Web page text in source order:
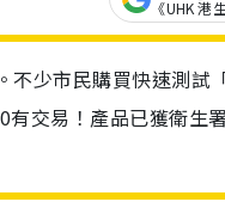
《UHK 港
少市民購買快速測試
交易！產品已獲衛生